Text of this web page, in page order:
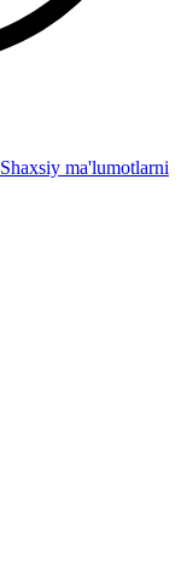
Shaxsiy ma'lumotlarni